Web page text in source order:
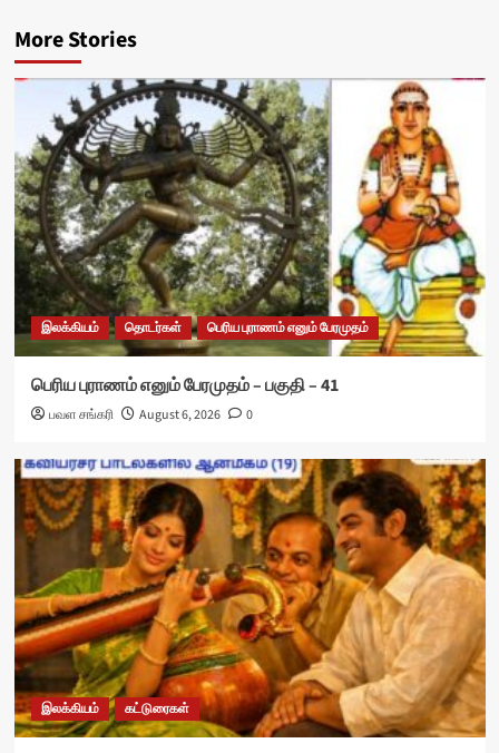
More Stories
இலக்கியம் தொடர்கள் பெரிய புராணம் எனும் பேரமுதம்
பெரிய புராணம் எனும் பேரமுதம் – பகுதி – 41
பவள சங்கரி August 6, 2026 0
இலக்கியம் கட்டுரைகள்